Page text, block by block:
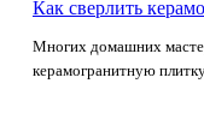
Как сверлить
Многих домашних
керамогранитную